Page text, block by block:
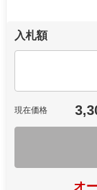
入札額
現在価格
オ